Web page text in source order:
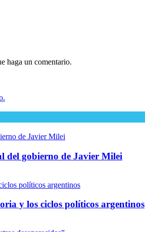
haga un comentario.
del gobierno de Javier Milei
y los ciclos políticos argentinos